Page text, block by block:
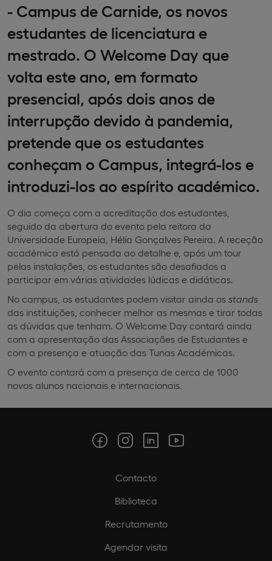
- Campus de Carnide, os novos
estudantes de licenciatura e
mestrado. O Welcome Day que
volta este ano, em formato
presencial, após dois anos de
interrupção devido à pandemia,
pretende que os estudantes
conheçam o Campus, integrá-los e
introduzi-los ao espírito académico.
O dia começa com a acreditação dos estudantes,
seguido da abertura do evento pela reitora da
Universidade Europeia, Hélia Gonçalves Pereira. A receção
académica está pensada ao detalhe e, após um tour
pelas instalações, os estudantes são desafiados a
participar em várias atividades lúdicas e didáticas.
No campus, os estudantes podem visitar ainda os stands
das instituições, conhecer melhor as mesmas e tirar todas
as dúvidas que tenham. O Welcome Day contará ainda
com a apresentação das Associações de Estudantes e
com a presença e atuação das Tunas Académicas.
O evento contará com a presença de cerca de 1000
novos alunos nacionais e internacionais.
Contacto
Biblioteca
Recrutamento
Agendar visita